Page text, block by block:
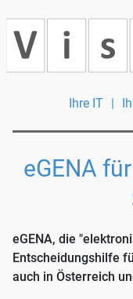
Ihre IT
eGENA
eGENA, die
Entscheidungshilfe
auch in Österreich